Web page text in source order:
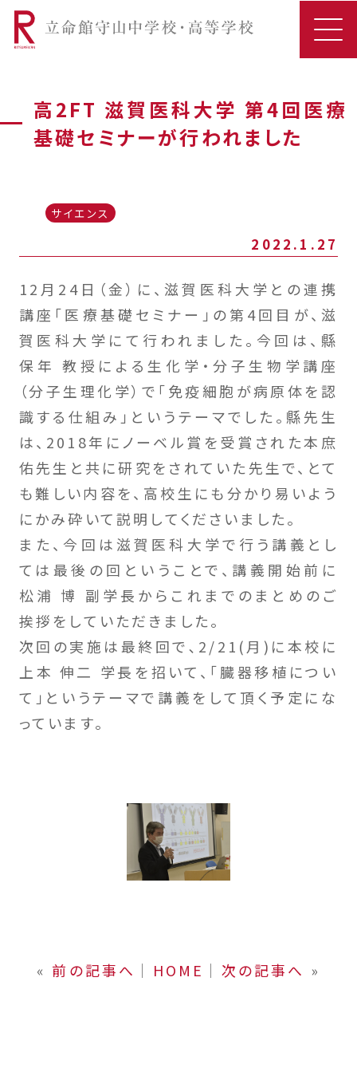
高2FT 滋賀医科大学 第4回医療
基礎セミナーが行われました
サイエンス
2022.1.27
12月24日（金）に、滋賀医科大学との連携
講座「医療基礎セミナー」の第4回目が、滋
賀医科大学にて行われました。今回は、縣
保年 教授による生化学・分子生物学講座
（分子生理化学）で「免疫細胞が病原体を認
識する仕組み」というテーマでした。縣先生
は、2018年にノーベル賞を受賞された本庶
佑先生と共に研究をされていた先生で、とて
も難しい内容を、高校生にも分かり易いよう
にかみ砕いて説明してくださいました。
また、今回は滋賀医科大学で行う講義とし
ては最後の回ということで、講義開始前に
松浦 博 副学長からこれまでのまとめのご
挨拶をしていただきました。
次回の実施は最終回で､2/21(月)に本校に
上本 伸二 学長を招いて、「臓器移植につい
て」というテーマで講義をして頂く予定にな
っています。
« 前の記事へ │ HOME │ 次の記事へ »